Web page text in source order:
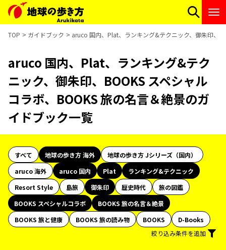
TOP ガイドブック aruco 国内、Plat、ランキング&テクニック、御朱印、
aruco 国内、Plat、ランキング&テク
ニック、御朱印、BOOKS スペシャル
コラボ、BOOKS 旅の名言＆絶景のガ
イドブック一覧
すべて 地球の歩き方 海外
地球の歩き方 Jシリーズ（国内）
aruco 海外
aruco 国内 Plat
ランキング&テクニック
Resort Style
島旅 御朱印 歴史時代
旅の図鑑
BOOKS スペシャルコラボ
BOOKS 旅の名言＆絶景
BOOKS 旅と健康
BOOKS 旅の読み物 BOOKS
D-Books
絞り込み条件を追加